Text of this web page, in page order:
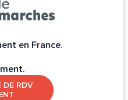
en France.
DE RDV